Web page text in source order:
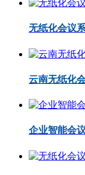
无纸化会议
云南无纸化
企业智能会